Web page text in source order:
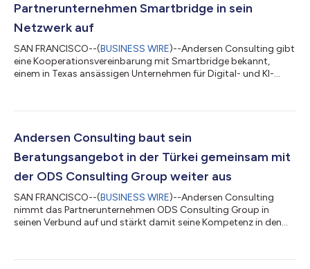
Partnerunternehmen Smartbridge in sein
Netzwerk auf
SAN FRANCISCO--(BUSINESS WIRE)--Andersen Consulting gibt
eine Kooperationsvereinbarung mit Smartbridge bekannt,
einem in Texas ansässigen Unternehmen für Digital- und KI-
digitalen Transformation. Smartbridge wurde 2003 gegründet
Transformation zu beschleunigen und ihre Abläufe durch
digitale Innovation, KI, Daten und Analytik sowie Di...
Andersen Consulting baut sein
Beratungsangebot in der Türkei gemeinsam mit
der ODS Consulting Group weiter aus
SAN FRANCISCO--(BUSINESS WIRE)--Andersen Consulting
nimmt das Partnerunternehmen ODS Consulting Group in
seinen Verbund auf und stärkt damit seine Kompetenz in den
gegründet, hat ihren Hauptsitz in der Türkei und bietet